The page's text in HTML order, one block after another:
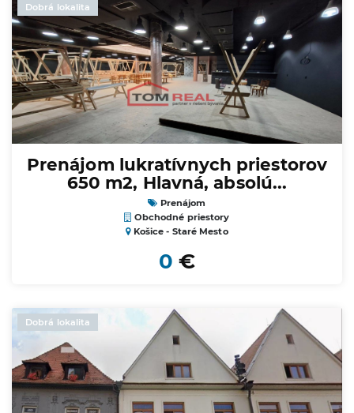
Dobrá lokalita
Prenájom lukratívnych priestorov
650 m2, Hlavná, absolú...
Prenájom
Obchodné priestory
Košice - Staré Mesto
0€
Dobrá lokalita